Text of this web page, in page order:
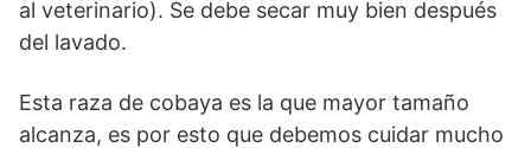
al veterinario). Se debe secar muy bien después
del lavado.
Esta raza de cobaya es la que mayor tamaño
alcanza, es por esto que debemos cuidar mucho